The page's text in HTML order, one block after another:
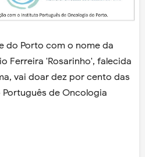
do Porto com o nome da
Ferreira 'Rosarinho', falecida
vai doar dez por cento das
de Oncologia